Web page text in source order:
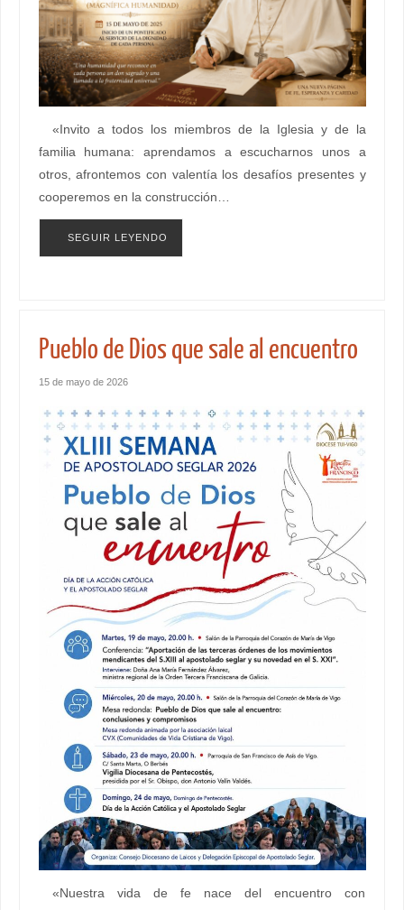
«Invito a todos los miembros de la Iglesia y de la
familia humana: aprendamos a escucharnos unos a
otros, afrontemos con valentía los desafíos presentes y
cooperemos en la construcción…
SEGUIR LEYENDO
Pueblo de Dios que sale al encuentro
15 de mayo de 2026
«Nuestra vida de fe nace del encuentro con